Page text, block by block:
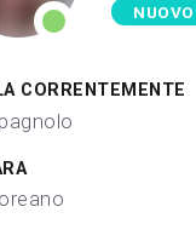
NUOVO
CORRENTEMENTE